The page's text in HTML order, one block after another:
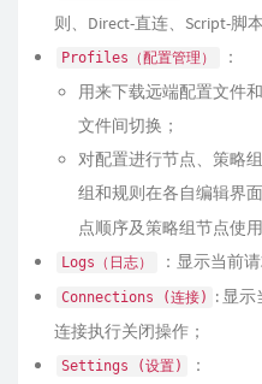
则、Direct-直连、Script-脚
Profiles（配置管理）
：
用来下载远端配置文件
文件间切换；
对配置进行节点、策略
组和规则在各自编辑界
点顺序及策略组节点使
Logs（日志） ：显示当前
Connections (连接)
: 显示
连接执行关闭操作；
Settings (设置) ：